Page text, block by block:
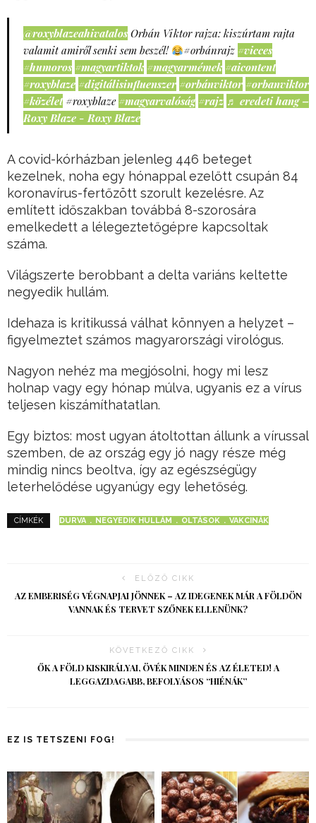
@roxyblazeahivatalos Orbán Viktor rajza: kiszúrtam rajta
valamit amiről senki sem beszél!
#orbánrajz #vicces
#humoros #magyartiktok #magyarmémek #aicontent
#roxyblaze #digitálisinfluenszer #orbánviktor #orbanviktor
#közélet #roxyblaze #magyarvalóság #rajz ♬ eredeti hang –
Roxy Blaze - Roxy Blaze
A covid-kórházban jelenleg 446 beteget
kezelnek, noha egy hónappal ezelőtt csupán 84
koronavírus-fertőzött szorult kezelésre. Az
említett időszakban továbbá 8-szorosára
emelkedett a lélegeztetőgépre kapcsoltak
száma.
Világszerte berobbant a delta variáns keltette
negyedik hullám.
Idehaza is kritikussá válhat könnyen a helyzet –
figyelmeztet számos magyarországi virológus.
Nagyon nehéz ma megjósolni, hogy mi lesz
holnap vagy egy hónap múlva, ugyanis ez a vírus
teljesen kiszámíthatatlan.
Egy biztos: most ugyan átoltottan állunk a vírussal
szemben, de az ország egy jó nagy része még
mindig nincs beoltva, így az egészségügy
leterhelődése ugyanúgy egy lehetőség.
CÍMKÉK DURVA NEGYEDIK HULLÁM OLTÁSOK VAKCINÁK
ELŐZŐ CIKK
AZ EMBERISÉG VÉGNAPJAI JÖNNEK – AZ IDEGENEK MÁR A FÖLDÖN
VANNAK ÉS TERVET SZŐNEK ELLENÜNK?
KÖVETKEZŐ CIKK
ŐK A FÖLD KISKIRÁLYAI, ÖVÉK MINDEN ÉS AZ ÉLETED! A
LEGGAZDAGABB, BEFOLYÁSOS “HIÉNÁK”
EZ IS TETSZENI FOG!